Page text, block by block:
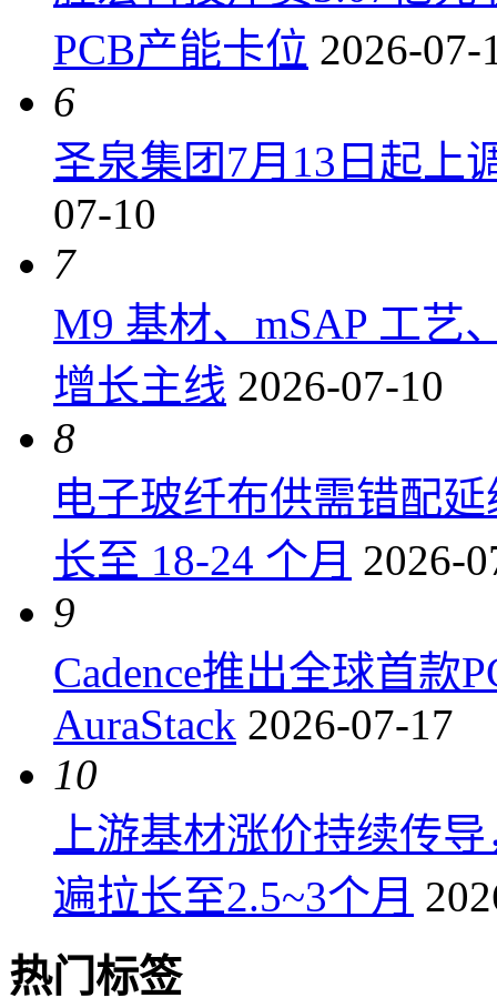
PCB产能卡位 2026-07-
6
圣泉集团7月13日起上
07-10
7
M9 基材、mSAP 工艺
增长主线 2026-07-10
8
电子玻纤布供需错配
长至 18-24 个月 2026-
9
Cadence推出全球首款
AuraStack 2026-07-17
10
上游基材涨价持续传
遍拉长至2.5~3个月
热门标签